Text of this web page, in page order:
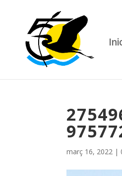
març 16, 2022 |